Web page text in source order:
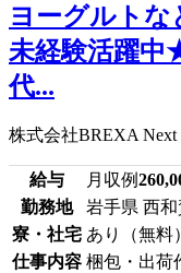
ヨーグルトな
未経験活躍中
代...
株式会社BREXA Next
給与 月収例
勤務地
岩手県 西和
寮・社宅 あり（無料）
仕事内容 梱包・出荷